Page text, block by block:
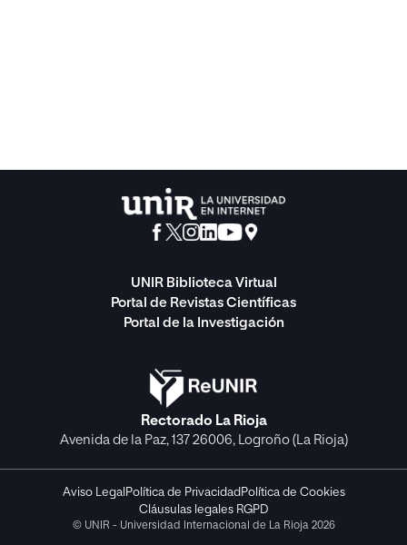
UNIR Biblioteca Virtual
Portal de Revistas Científicas
Portal de la Investigación
Rectorado La Rioja
Avenida de la Paz, 137 26006, Logroño (La Rioja)
Aviso Legal Política de Privacidad Política de Cookies
Cláusulas legales RGPD
© UNIR - Universidad Internacional de La Rioja 2026